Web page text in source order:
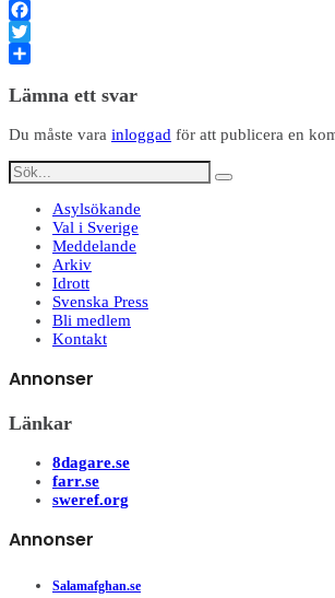
Facebook
Twitter
Lämna ett svar
Du måste vara inloggad för att publicera en
Asylsökande
Val i Sverige
Meddelande
Arkiv
Idrott
Svenska Press
Bli medlem
Kontakt
Annonser
Länkar
8dagare.se
farr.se
sweref.org
Annonser
Salamafghan.se